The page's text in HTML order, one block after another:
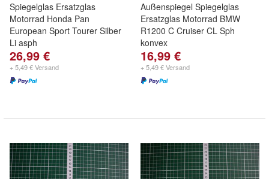
Spiegelglas Ersatzglas
Motorrad Honda Pan
European Sport Tourer Silber
Li asph
26,99 €
+ 5,49 € Versand
Außenspiegel Spiegelglas
Ersatzglas Motorrad BMW
R1200 C Cruiser CL Sph
konvex
16,99 €
+ 5,49 € Versand